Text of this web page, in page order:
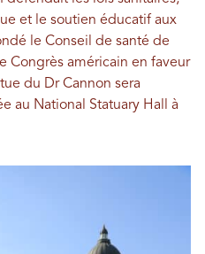
et le soutien éducatif aux
le Conseil de santé de
Congrès américain en faveur
du Dr Cannon sera
au National Statuary Hall à